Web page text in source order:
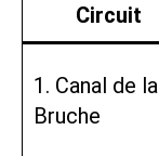
Circuit
1. Canal de la
Bruche